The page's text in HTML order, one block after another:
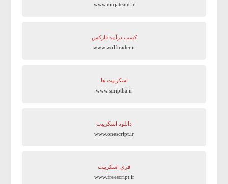
www.ninjateam.ir
کسب درآمد فارکس
www.wolftrader.ir
اسکریپت ها
www.scriptha.ir
دانلود اسکریپت
www.onescript.ir
فری اسکریپت
www.freescript.ir